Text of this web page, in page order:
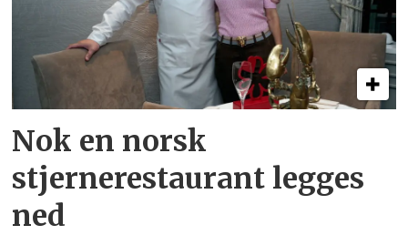
Nok en norsk
stjernerestaurant legges
ned